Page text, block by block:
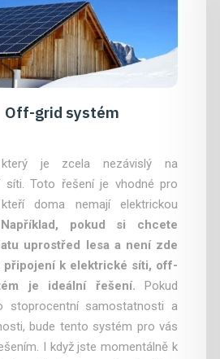
Off-grid systém
který je zcela nezávislý na
síti. Toto řešení je vhodné pro
doma nemají elektrickou
Například, pokud si chcete
uprostřed lesa a není zde
připojení k elektrické síti, off-
je ideální řešení. Pokud
stoprocentní samostatnosti a
bude tento systém pro vás
I když jste momentálně k